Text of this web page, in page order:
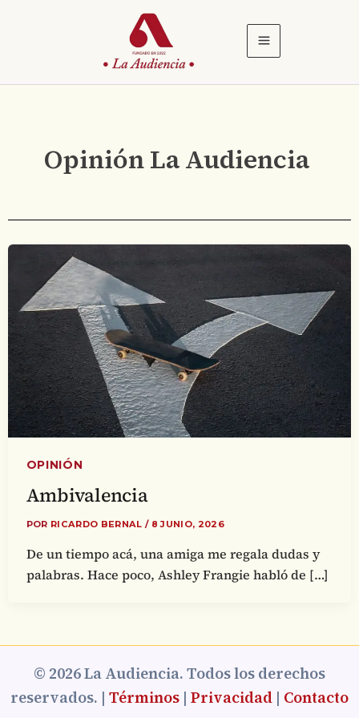
Opinión La Audiencia
OPINIÓN
Ambivalencia
POR RICARDO BERNAL / 8 JUNIO, 2026
De un tiempo acá, una amiga me regala dudas y
palabras. Hace poco, Ashley Frangie habló de […]
© 2026 La Audiencia. Todos los derechos
reservados. | Términos | Privacidad | Contacto